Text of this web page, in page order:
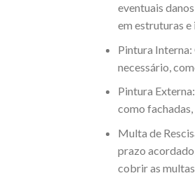
eventuais
em estruturas e
Pintura Interna:
necessário,
Pintura
como
Multa de
prazo
cobrir as